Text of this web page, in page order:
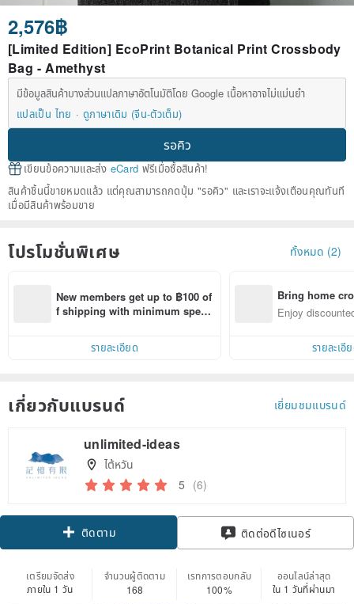
2,576฿
[Limited Edition] EcoPrint Botanical Print Crossbody
Bag - Amethyst
มีข้อมูลสินค้าบางส่วนแปลภาษาอัตโนมัติโดย Google เนื้อหาอาจไม่แม่นยำ
แปลเป็น ไทย
ดูภาษาเดิม (จีน-ตัวเต็ม)
รอคิว
เขียนข้อความและส่ง eCard ฟรีเมื่อซื้อสินค้า!
สินค้าชิ้นนี้ขายหมดแล้ว แต่คุณสามารถกดปุ่ม "รอคิว" และเราจะแจ้งเตือนคุณทันที
เมื่อมีสินค้าพร้อมขาย
โปรโมชั่นพิเศษ ทั้งหมด (2)
New members get up to ฿100 of
f shipping with minimum spen
within 7 days!
รายละเอียด
Bring home
n with ease
Enjoy
รายละเอี
เกี่ยวกับแบรนด์ เยี่ยมชมแบรนด์
unlimited-ideas
ไต้หวัน
5 (6)
ติดตาม ติดต่อดีไซเนอร์
เตรียมจัดส่ง
ภายใน 1 วัน
จำนวนผู้ติดตาม
168
เรทการตอบกลับ
100%
ออนไลน์ล่าสุด
ใน 1 วันที่ผ่านมา